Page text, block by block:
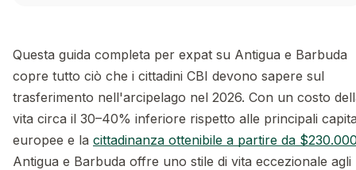
Questa guida completa per expat su Antigua e Barbuda
copre tutto ciò che i cittadini CBI devono sapere sul
trasferimento nell'arcipelago nel 2026. Con un costo
vita circa il 30–40% inferiore rispetto alle principali
europee e la cittadinanza ottenibile a partire da
Antigua e Barbuda offre uno stile di vita eccezionale agli